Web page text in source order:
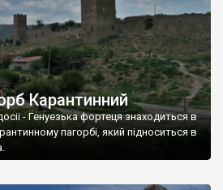
Карантинний
- Генуезька фортеця знаходиться в
пагорбі, який підноситься в